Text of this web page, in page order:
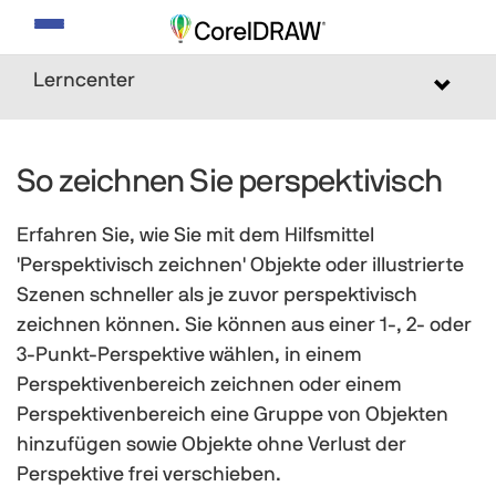
Navigation
umschalten
Toggle
Lerncenter
So zeichnen Sie perspektivisch
Erfahren Sie, wie Sie mit dem Hilfsmittel
'Perspektivisch zeichnen' Objekte oder illustrierte
Szenen schneller als je zuvor perspektivisch
zeichnen können. Sie können aus einer 1-, 2- oder
3-Punkt-Perspektive wählen, in einem
Perspektivenbereich zeichnen oder einem
Perspektivenbereich eine Gruppe von Objekten
hinzufügen sowie Objekte ohne Verlust der
Perspektive frei verschieben.